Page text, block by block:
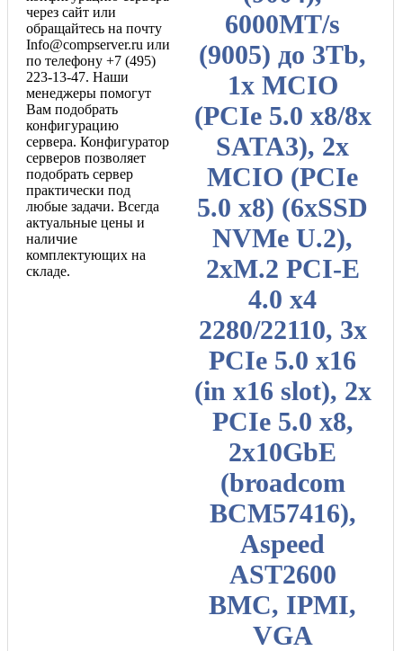
6000MT/s
(9005) до 3Tb,
1x MCIO
(PCIe 5.0 x8/8x
SATA3), 2х
MCIO (PCIe
5.0 x8) (6хSSD
NVMe U.2),
2xM.2 PCI-E
4.0 x4
2280/22110, 3х
PCIe 5.0 x16
(in x16 slot), 2х
PCIe 5.0 x8,
2x10GbE
(broadcom
BCM57416),
Aspeed
AST2600
BMC, IPMI,
VGA
через сайт или
обращайтесь на почту
Info@compserver.ru или
по телефону +7 (495)
223-13-47. Наши
менеджеры помогут
Вам подобрать
конфигурацию
сервера. Конфигуратор
серверов позволяет
подобрать сервер
практически под
любые задачи. Всегда
актуальные цены и
наличие
комплектующих на
складе.